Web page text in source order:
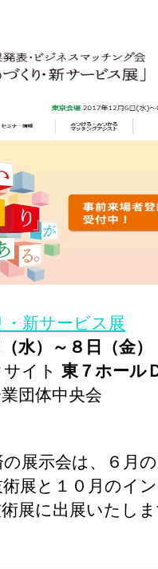
新サービス展
）～８日（金）
イト 東７ホール
団体中央会
の展示会は、６月
展と１０月のイ
展に出展いたし